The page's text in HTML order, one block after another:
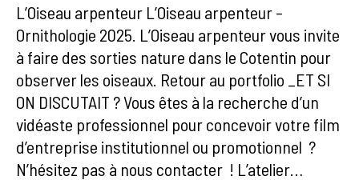
L’Oiseau arpenteur L’Oiseau arpenteur –
Ornithologie 2025. L’Oiseau arpenteur vous invite
à faire des sorties nature dans le Cotentin pour
observer les oiseaux. Retour au portfolio _ET SI
ON DISCUTAIT ? Vous êtes à la recherche d’un
vidéaste professionnel pour concevoir votre film
d’entreprise institutionnel ou promotionnel ?
N’hésitez pas à nous contacter ! L’atelier…